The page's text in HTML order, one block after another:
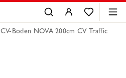
CV-Boden NOVA 200cm CV Traffic